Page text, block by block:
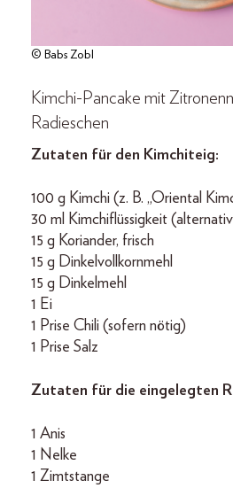
© Babs Zobl
Kimchi-Pancake mit
Radieschen
Zutaten für den Kimchiteig:
100 g Kimchi (z. B. „Oriental
30 ml Kimchiflüssigkeit
15 g Koriander, frisch
15 g Dinkelvollkornmehl
15 g Dinkelmehl
1 Ei
1 Prise Chili (sofern nötig)
1 Prise Salz
Zutaten für die eingelegten
1 Anis
1 Nelke
1 Zimtstange